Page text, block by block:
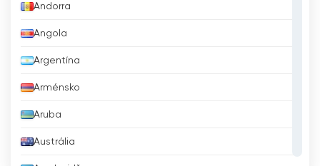
Andorra
Angola
Argentína
Arménsko
Aruba
Austrália